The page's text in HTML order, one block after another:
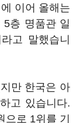
이어 올해는
5층 명품관 일
고 말했습니
만 한국은 아
고 있습니다.
로 1위를 기